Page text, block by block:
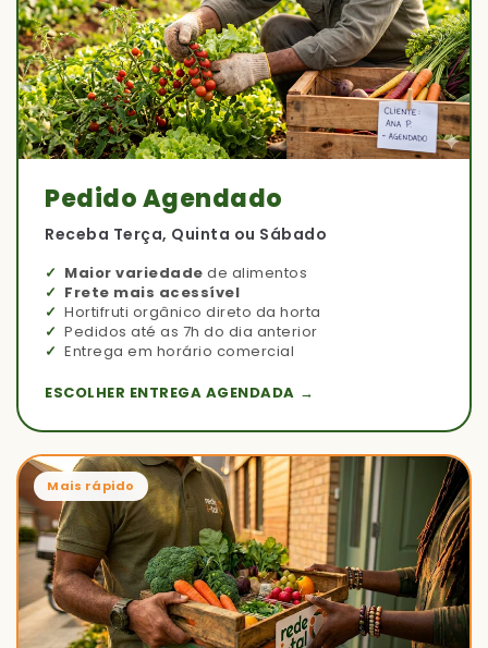
Pedido Agendado
Receba Terça, Quinta ou Sábado
Maior variedade de alimentos
Frete mais acessível
Hortifruti orgânico direto da horta
Pedidos até as 7h do dia anterior
Entrega em horário comercial
ESCOLHER ENTREGA AGENDADA →
Mais rápido